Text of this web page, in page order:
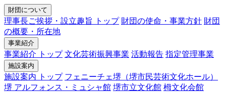
財団について
理事長ご挨拶・設立趣旨 トップ 財団の使命・事業方針 財団
の概要・所在地
事業紹介
事業紹介 トップ 文化芸術振興事業 活動報告 指定管理事業
施設案内
施設案内 トップ フェニーチェ堺（堺市民芸術文化ホール）
堺 アルフォンス・ミュシャ館 堺市立文化館 栂文化会館